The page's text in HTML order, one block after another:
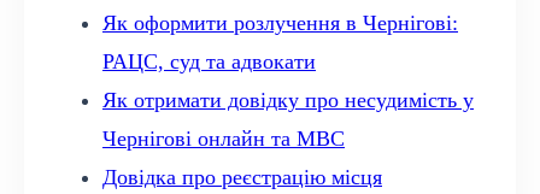
Як оформити розлучення в Чернігові:
РАЦС, суд та адвокати
Як отримати довідку про несудимість у
Чернігові онлайн та МВС
Довідка про реєстрацію місця